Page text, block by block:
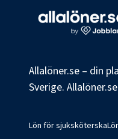
Allalöner.se – din
Sverige.
Lön för sjuksköterska